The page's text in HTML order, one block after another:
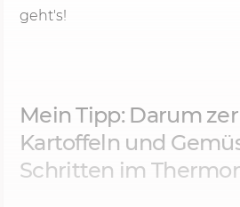
geht's!
Mein Tipp: Darum
Kartoffeln und
Schritten im